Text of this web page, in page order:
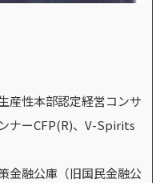
産性本部認定経営コンサ
ナーCFP(R)、V-Spirits
金融公庫（旧国民金融公